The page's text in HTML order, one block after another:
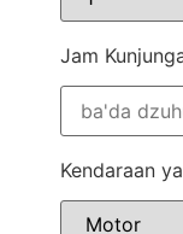
Jam
Kendaraan